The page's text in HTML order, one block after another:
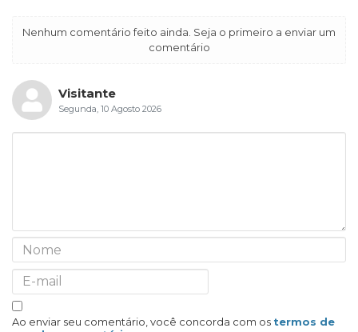
Nenhum comentário feito ainda. Seja o primeiro a enviar um
comentário
Visitante
Segunda, 10 Agosto 2026
Ao enviar seu comentário, você concorda com os termos de